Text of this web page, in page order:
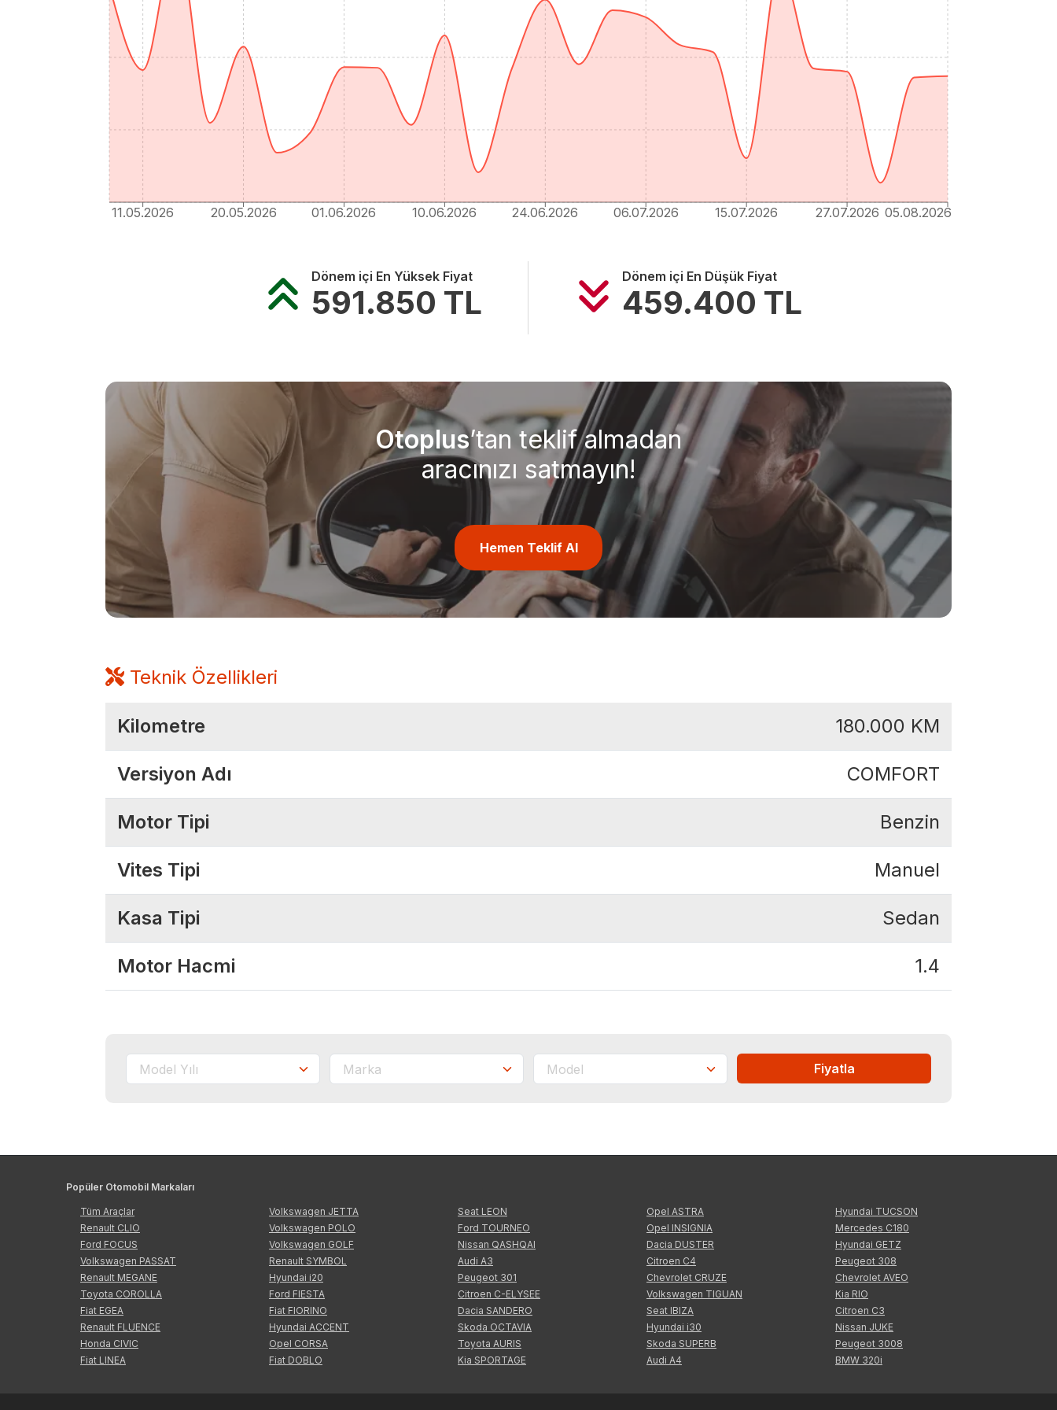
11.05.2026 20.05.2026 01.06.2026 10.06.2026 24.06.2026 06.07.2026 15.07.2026 27.07.2026 05.08.2026
Dönem içi En Yüksek Fiyat
591.850 TL
Dönem içi En Düşük Fiyat
459.400 TL
Otoplus’tan teklif almadan
aracınızı satmayın!
Hemen Teklif Al
Teknik Özellikleri
Kilometre 180.000 KM
Versiyon Adı COMFORT
Motor Tipi Benzin
Vites Tipi Manuel
Kasa Tipi Sedan
Motor Hacmi 1.4
Fiyatla
Popüler Otomobil Markaları
Tüm Araçlar
Renault CLIO
Ford FOCUS
Volkswagen PASSAT
Renault MEGANE
Toyota COROLLA
Fiat EGEA
Renault FLUENCE
Honda CIVIC
Fiat LINEA
Volkswagen JETTA
Volkswagen POLO
Volkswagen GOLF
Renault SYMBOL
Hyundai i20
Ford FIESTA
Fiat FIORINO
Hyundai ACCENT
Opel CORSA
Fiat DOBLO
Seat LEON
Ford TOURNEO
Nissan QASHQAI
Audi A3
Peugeot 301
Citroen C-ELYSEE
Dacia SANDERO
Skoda OCTAVIA
Toyota AURIS
Kia SPORTAGE
Opel ASTRA
Opel INSIGNIA
Dacia DUSTER
Citroen C4
Chevrolet CRUZE
Volkswagen TIGUAN
Seat IBIZA
Hyundai i30
Skoda SUPERB
Audi A4
Hyundai TUCSON
Mercedes C180
Hyundai GETZ
Peugeot 308
Chevrolet AVEO
Kia RIO
Citroen C3
Nissan JUKE
Peugeot 3008
BMW 320i